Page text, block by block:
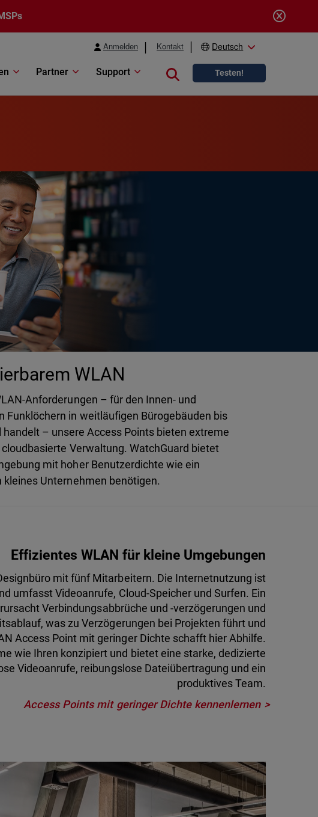
Anmelden Kontakt Deutsch
Partner Support Close search
Testen!
WLAN
Anforderungen – für den Innen- und
Funklöchern in weitläufigen Bürogebäuden bis
– unsere Access Points bieten extreme
Verwaltung. WatchGuard bietet
mit hoher Benutzerdichte wie ein
Unternehmen benötigen.
Effizientes WLAN für kleine Umgebungen
mit fünf Mitarbeitern. Die Internetnutzung ist
umfasst Videoanrufe, Cloud-Speicher und Surfen. Ein
Verbindungsabbrüche und -verzögerungen und
was zu Verzögerungen bei Projekten führt und
Access Point mit geringer Dichte schafft hier Abhilfe.
wie Ihren konzipiert und bietet eine starke, dedizierte
Videoanrufe, reibungslose Dateiübertragung und ein
produktives Team.
Access Points mit geringer Dichte kennenlernen